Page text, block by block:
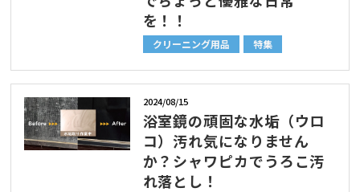
を！！
クリーニング用品 特集
2024/08/15
浴室鏡の頑固な水垢（ウロ
コ）汚れ気になりません
か？シャワピカでうろこ汚
れ落とし！